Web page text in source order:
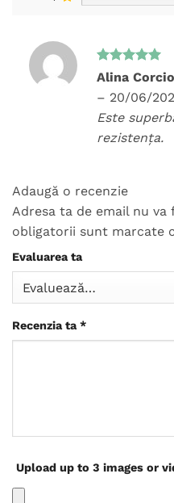
Evaluat la
Alina
– 20/06/
Este
rezistența.
Adaugă o recenzie
Adresa ta de email nu va
obligatorii sunt marcate
Evaluarea ta
Recenzia ta*
Upload up to 3 images or